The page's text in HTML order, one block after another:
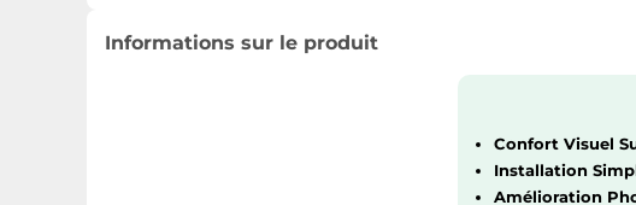
Informations sur le produit
Confort Visuel
Installation
Amélioration